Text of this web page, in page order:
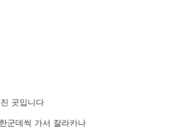
곳입니다
군데씩 가서 잘라카나